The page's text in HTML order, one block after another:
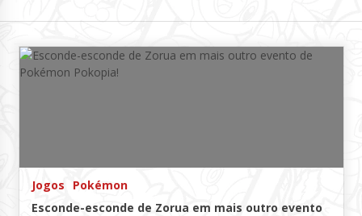
Jogos
Pokémon
Esconde-esconde de Zorua em mais outro evento